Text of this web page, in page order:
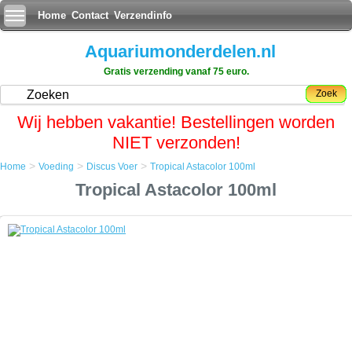
Home Contact Verzendinfo
Aquariumonderdelen.nl
Gratis verzending vanaf 75 euro.
Zoek
Wij hebben vakantie! Bestellingen worden
NIET verzonden!
Tropical Astacolor 100ml
Home > Voeding > Discus Voer > Tropical Astacolor 100ml
Tropical Astacolor 100ml